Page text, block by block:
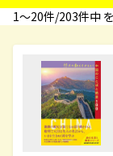
1〜20件/203件中